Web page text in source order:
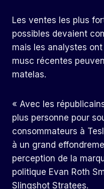
Les ventes les plus
possibles devaient
mais les analystes
musc récentes
matelas.
« Avec les
plus personne pour
consommateurs à
à un grand
perception de la
politique Evan Roth
Slingshot Stratees.